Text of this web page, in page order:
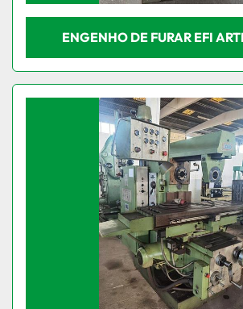
ENGENHO DE FURAR EFI